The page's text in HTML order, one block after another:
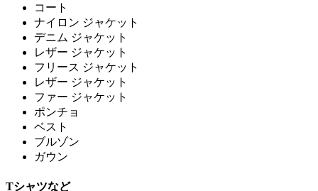
コート
ナイロン ジャケット
デニム ジャケット
レザー ジャケット
フリース ジャケット
レザー ジャケット
ファー ジャケット
ポンチョ
ベスト
ブルゾン
ガウン
Tシャツなど